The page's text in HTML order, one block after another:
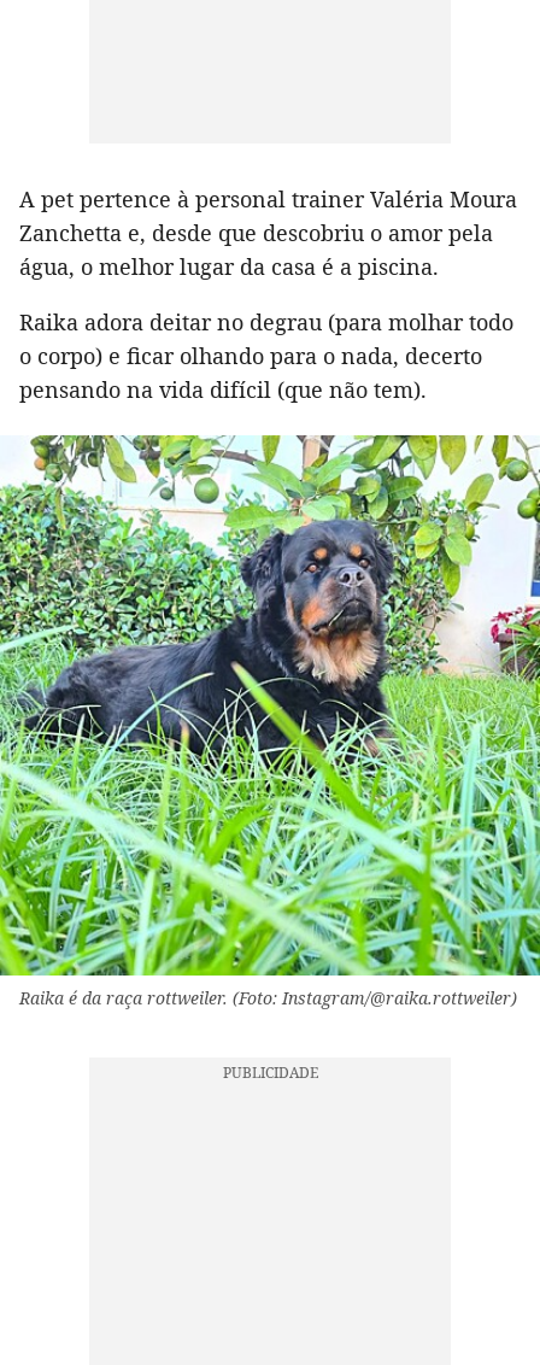
A pet pertence à personal trainer Valéria Moura
Zanchetta e, desde que descobriu o amor pela
água, o melhor lugar da casa é a piscina.
Raika adora deitar no degrau (para molhar todo
o corpo) e ficar olhando para o nada, decerto
pensando na vida difícil (que não tem).
Raika é da raça rottweiler. (Foto: Instagram/@raika.rottweiler)